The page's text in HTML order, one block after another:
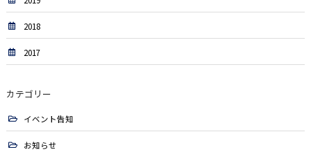
2018
2017
カテゴリー
イベント告知
お知らせ